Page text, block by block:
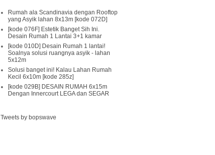
Rumah ala Scandinavia dengan Rooftop
yang Asyik lahan 8x13m [kode 072D]
[kode 076F] Estetik Banget Sih Ini.
Desain Rumah 1 Lantai 3+1 kamar
[kode 010D] Desain Rumah 1 lantai!
Soalnya solusi ruangnya asyik - lahan
5x12m
Solusi banget ini! Kalau Lahan Rumah
Kecil 6x10m [kode 285z]
[kode 029B] DESAIN RUMAH 6x15m
Dengan Innercourt LEGA dan SEGAR
Tweets by bopswave